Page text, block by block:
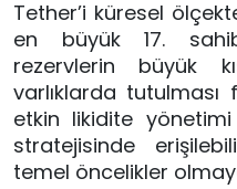
Tether’i küresel
en büyük 17.
rezervlerin büyük
varlıklarda tutulması
etkin likidite
stratejisinde
temel öncelikler